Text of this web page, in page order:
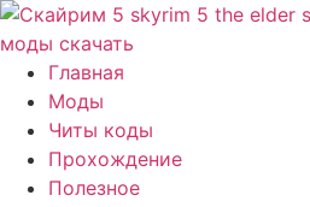
Перейти
к
содержимому
Главная
Моды
Читы коды
Прохождение
Полезное